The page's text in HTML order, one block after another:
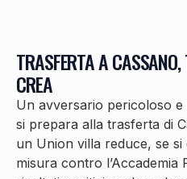
TRASFERTA A
CREA
Un avversario pericoloso e
si prepara alla trasferta di
un Union villa reduce, se
misura contro l’Accademia